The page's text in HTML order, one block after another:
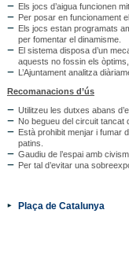
Els jocs d’aigua funcionen
Per posar en funcionament
Els jocs estan programats
per fomentar el dinamisme.
El sistema disposa d’un
aquests no fossin els
L’Ajuntament analitza
Recomanacions d’ús
Utilitzeu les dutxes abans
No begueu del circuit tancat
Està prohibit menjar i fumar
patins.
Gaudiu de l’espai amb
Per tal d’evitar una
Plaça de Catalunya